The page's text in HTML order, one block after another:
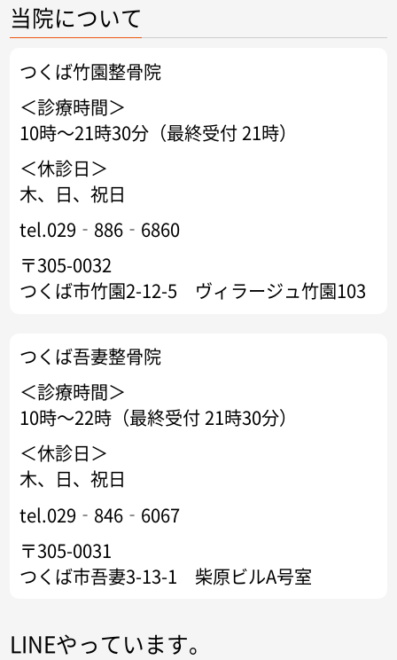
当院について
つくば竹園整骨院
＜診療時間＞
10時～21時30分（最終受付 21時）
＜休診日＞
木、日、祝日
tel.029‐886‐6860
〒305-0032
つくば市竹園2-12-5 ヴィラージュ竹園103
つくば吾妻整骨院
＜診療時間＞
10時～22時（最終受付 21時30分）
＜休診日＞
木、日、祝日
tel.029‐846‐6067
〒305-0031
つくば市吾妻3-13-1 柴原ビルA号室
LINEやっています。